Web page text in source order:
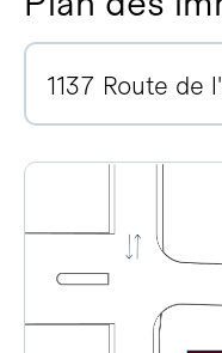
1137 Route de